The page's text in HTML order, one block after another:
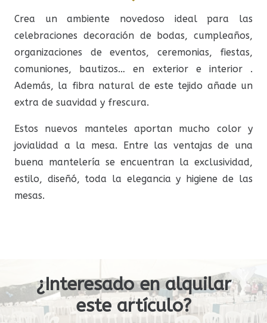
Crea un ambiente novedoso ideal para las
celebraciones decoración de bodas, cumpleaños,
organizaciones de eventos, ceremonias, fiestas,
comuniones, bautizos… en exterior e interior .
Además, la fibra natural de este tejido añade un
extra de suavidad y frescura.
Estos nuevos manteles aportan mucho color y
jovialidad a la mesa. Entre las ventajas de una
buena mantelería se encuentran la exclusividad,
estilo, diseñó, toda la elegancia y higiene de las
mesas.
¿Interesado en alquilar
este artículo?